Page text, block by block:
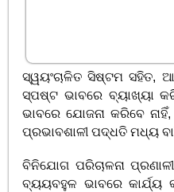
ସ୍ୱୟଂଚାଳିତ ସିଷ୍ଟମ ସହିତ,
ସ୍ପଷ୍ଟ ଭାବରେ ବ୍ୟାଖ୍ୟା
ଭାବରେ ଯୋଜନା କରିବେ
ପ୍ରଭାବଶାଳୀ ପଦ୍ଧତି ମଧ୍ୟ
ବିନିଯୋଗ ପରିଚାଳନା
ବ୍ୟୟବହୁଳ ଭାବରେ